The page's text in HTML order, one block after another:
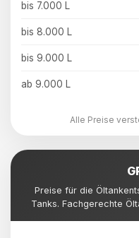
bis 7.000 L
bis 8.000 L
bis 9.000 L
ab 9.000 L
Alle Preise
Preise für die
Tanks. Fachgerechte